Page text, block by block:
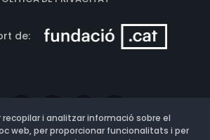
de:
i analitzar informació sobre el
web, per proporcionar funcionalitats i per